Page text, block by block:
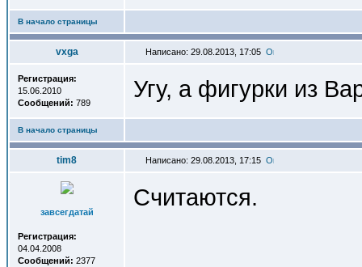
В начало страницы
vxga Написано: 29.08.2013, 17:05
Регистрация:
15.06.2010
Сообщений: 789
Угу, а фигурки из
В начало страницы
tim8 Написано: 29.08.2013, 17:15
завсегдатай
Регистрация:
04.04.2008
Сообщений: 2377
Считаются.